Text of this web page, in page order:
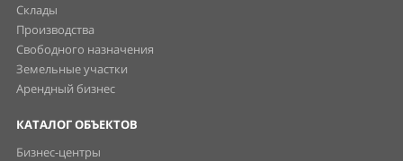
Склады
Производства
Свободного назначения
Земельные участки
Арендный бизнес
КАТАЛОГ ОБЪЕКТОВ
Бизнес-центры